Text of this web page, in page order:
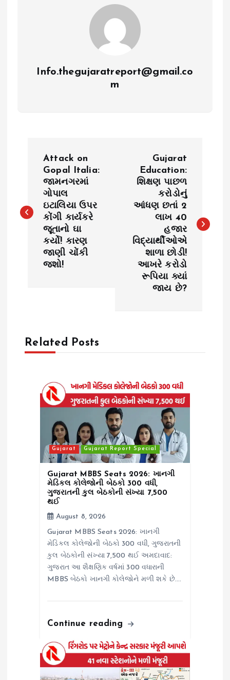
Info.thegujaratreport@gmail.co
m
t
g
Attack on
Gopal Italia:
જામનગરમાં
ગોપાલ
ઇટાલિયા ઉપર
કોંગી કાર્યકરે
જૂતાનો ઘા
કર્યો! કારણ
જાણી ચોંકી
જશો!
Gujarat
Education:
શિક્ષણ પાછળ
કરોડોનું
આંધણ છતાં 2
લાખ 40
હજાર
વિદ્યાર્થીઓએ
શાળા છોડી!
આખરે કરોડો
રૂપિયા ક્યાં
જાય છે?
Related Posts
Gujarat Gujarat Report Special
Gujarat MBBS Seats 2026: ખાનગી
મેડિકલ કોલેજોની બેઠકો 300 વધી,
ગુજરાતની કુલ બેઠકોની સંખ્યા 7,500
થઈ
August 8, 2026
Gujarat MBBS Seats 2026: ખાનગી
મેડિકલ કોલેજોની બેઠકો 300 વધી, ગુજરાતની
કુલ બેઠકોની સંખ્યા 7,500 થઈ અમદાવાદ:
ગુજરાત આ શૈક્ષણિક વર્ષમાં 300 વધારાની
MBBS બેઠકો ખાનગી કોલેજોને મળી શકે છે.…
Continue reading